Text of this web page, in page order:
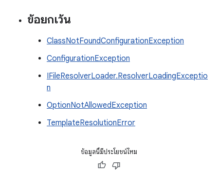
ข้อยกเว้น
ClassNotFoundConfigurationException
ConfigurationException
IFileResolverLoader.ResolverLoadingExceptio
n
OptionNotAllowedException
TemplateResolutionError
ข้อมูลนี้มีประโยชน์ไหม